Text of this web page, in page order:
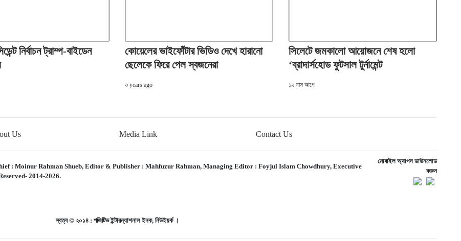
নির্বাচন ট্রাম্প-বাইডেন
কোয়েলের ভাইফোঁটার ভিডিও দেখে হারানো
ছেলেকে ফিরে পেল স্বজনেরা
৩ years ago
সিলেটে জমকালো আয়োজনে শেষ হলো
‘ব্রাদার্সহোড ফুটসাল টুর্নামেন্ট
১২ মাস আগে
Us Media Link Contact Us
:Moinur Rahman Shueb,Editor & Publisher : Mahfuzur Rahman,Managing Editor :Foyjul Islam Chowdhury,Executive
2014-2026.
মোবাইল অ্যাপস ডাউনলোড
করুন
স্বত্ব © ২০১৪ : পজিটিভ ইন্টারন্যাশনাল ইনক, নিউইয়র্ক ।